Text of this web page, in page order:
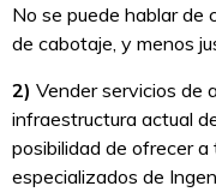
No se puede hablar de
de cabotaje, y menos
2) Vender servicios de
infraestructura actual
posibilidad de ofrecer
especializados de